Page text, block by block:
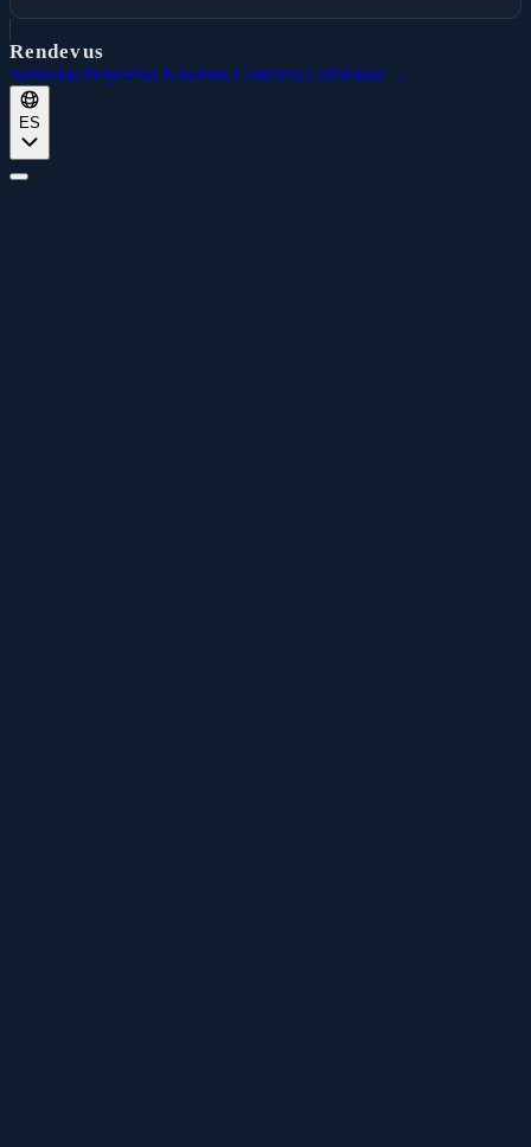
Rendevus
Servicios Proyectos Nosotros Contacto Comenzar →
ES